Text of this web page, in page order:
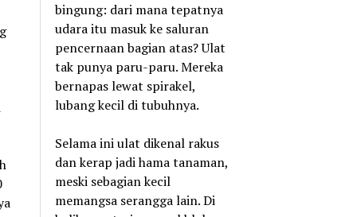
bingung: dari mana tepatnya
udara itu masuk ke saluran
pencernaan bagian atas? Ulat
tak punya paru-paru. Mereka
bernapas lewat spirakel,
lubang kecil di tubuhnya.
Selama ini ulat dikenal rakus
dan kerap jadi hama tanaman,
meski sebagian kecil
memangsa serangga lain. Di